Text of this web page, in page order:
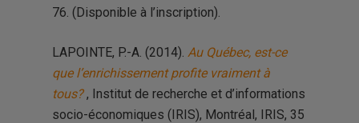
76. (Disponible à l’inscription).
LAPOINTE, P.-A. (2014). Au Québec, est-ce
que l’enrichissement profite vraiment à
tous?, Institut de recherche et d’informations
socio-économiques (IRIS), Montréal, IRIS, 35